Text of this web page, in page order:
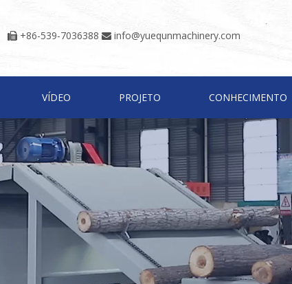
 +86-539-7036388  info@yuequnmachinery.com
VÍDEO PROJETO CONHECIMENTO